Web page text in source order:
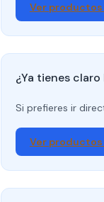
Ver
¿Ya tienes
Si prefieres ir
Ver